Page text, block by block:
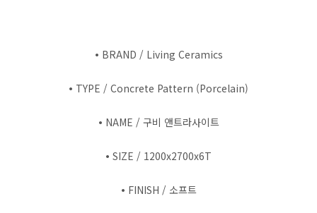
• BRAND / Living Ceramics
• TYPE / Concrete Pattern (Porcelain)
• NAME / 구비 앤트라사이트
• SIZE / 1200x2700x6T
• FINISH / 소프트